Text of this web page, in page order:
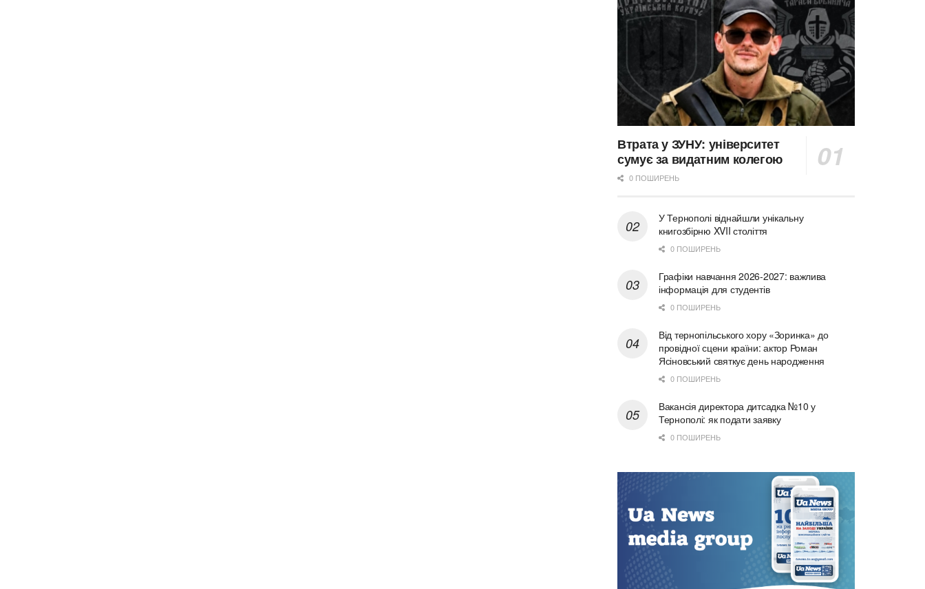
Втрата у ЗУНУ: університет
сумує за видатним колегою
0 ПОШИРЕНЬ
У Тернополі віднайшли унікальну
книгозбірню XVII століття
0 ПОШИРЕНЬ
Графіки навчання 2026-2027: важлива
інформація для студентів
0 ПОШИРЕНЬ
Від тернопільського хору «Зоринка» до
провідної сцени країни: актор Роман
Ясіновський святкує день народження
0 ПОШИРЕНЬ
Вакансія директора дитсадка №10 у
Тернополі: як подати заявку
0 ПОШИРЕНЬ